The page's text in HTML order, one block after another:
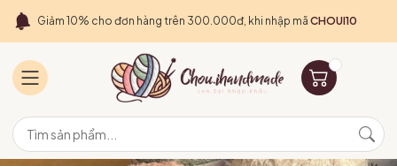
Giảm 10% cho đơn hàng trên 300.000đ, khi nhập mã CHOUI10